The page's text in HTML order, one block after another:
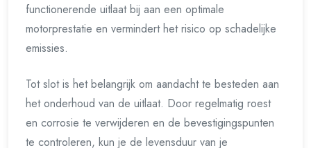
functionerende uitlaat bij aan een optimale
motorprestatie en vermindert het risico op schadelijke
emissies.
Tot slot is het belangrijk om aandacht te besteden aan
het onderhoud van de uitlaat. Door regelmatig roest
en corrosie te verwijderen en de bevestigingspunten
te controleren, kun je de levensduur van je